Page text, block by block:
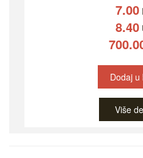
7.00
8.40
Dodaj u
Više